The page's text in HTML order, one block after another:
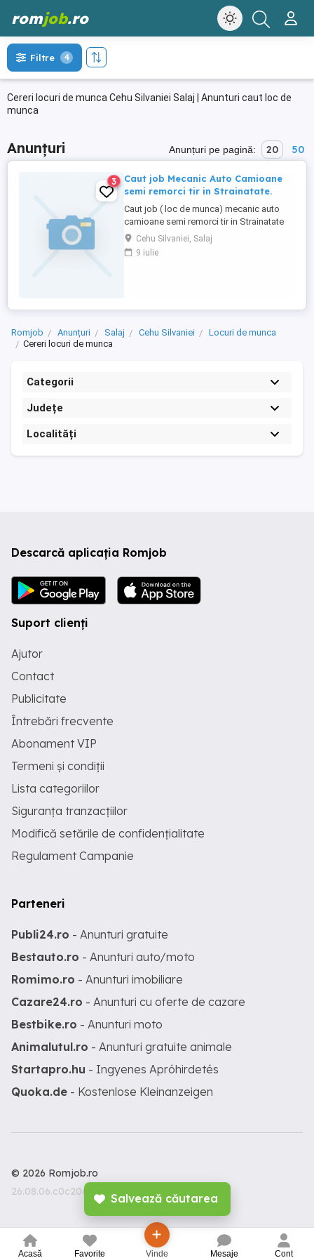
romjob.ro
Salvează căutarea
Acasă Favorite Vinde Mesaje Cont
Cereri locuri de munca Cehu Silvaniei Salaj | Anunturi caut loc de
munca
Filtre 4
Anunțuri Anunțuri pe pagină: 20 50
3
Caut job Mecanic Auto Camioane
semi remorci tir in Strainatate.
Caut job ( loc de munca) mecanic auto
camioane semi remorci tir in Strainatate
ofer si rog seriozitate relati la telefon
0752794365.
Cehu Silvaniei, Salaj
9 iulie
Romjob Anunțuri Salaj Cehu Silvaniei
Locuri de munca
Cereri locuri de munca
Categorii
Județe
Localități
Descarcă aplicația Romjob
Suport clienți
Ajutor
Contact
Publicitate
Întrebări frecvente
Abonament VIP
Termeni și condiții
Lista categoriilor
Siguranța tranzacțiilor
Modifică setările de confidențialitate
Regulament Campanie
Parteneri
Publi24.ro - Anunturi gratuite
Bestauto.ro - Anunturi auto/moto
Romimo.ro - Anunturi imobiliare
Cazare24.ro - Anunturi cu oferte de cazare
Bestbike.ro - Anunturi moto
Animalutul.ro - Anunturi gratuite animale
Startapro.hu - Ingyenes Apróhirdetés
Quoka.de - Kostenlose Kleinanzeigen
© 2026 Romjob.ro
26.08.06.c0c206c